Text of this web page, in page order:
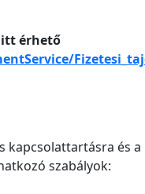
érhető
kapcsolattartásra és a
szabályok: